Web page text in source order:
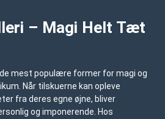
– Magi Helt Tæt
mest populære former for magi og
Når tilskuerne kan opleve
fra deres egne øjne, bliver
og imponerende. Hos